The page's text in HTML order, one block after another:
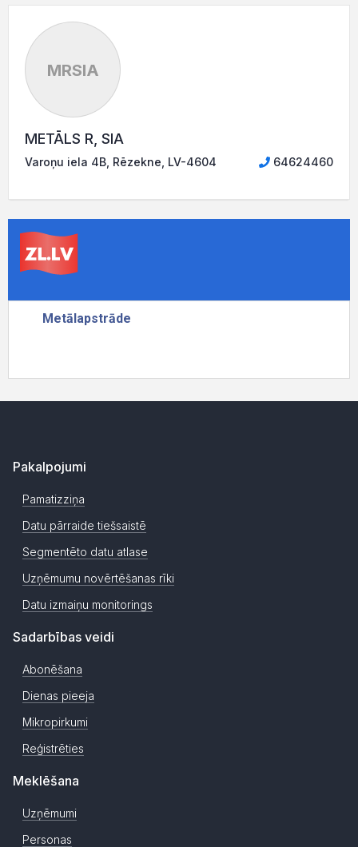
MRSIA
METĀLS R, SIA
Varoņu iela 4B, Rēzekne, LV-4604 64624460
Pakalpojumi
Pamatizziņa
Datu pārraide tiešsaistē
Segmentēto datu atlase
Uzņēmumu novērtēšanas rīki
Datu izmaiņu monitorings
Sadarbības veidi
Abonēšana
Dienas pieeja
Mikropirkumi
Reģistrēties
Meklēšana
Uzņēmumi
Personas